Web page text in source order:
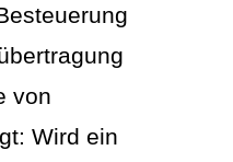
von
Wird ein